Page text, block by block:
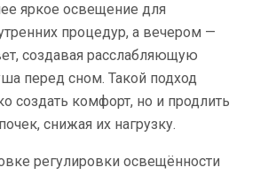
яркое освещение для
процедур, а вечером —
создавая расслабляющую
перед сном. Такой подход
создать комфорт, но и продлить
снижая их нагрузку.
регулировки освещённости